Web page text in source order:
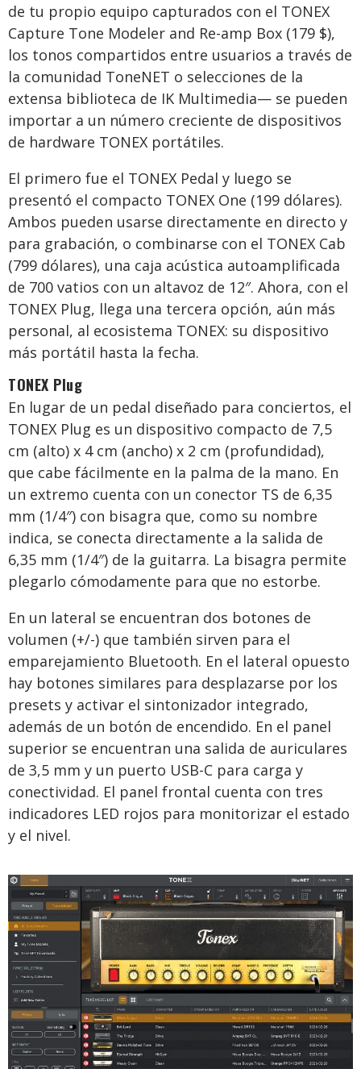
de tu propio equipo capturados con el TONEX
Capture Tone Modeler and Re-amp Box (179 $),
los tonos compartidos entre usuarios a través de
la comunidad ToneNET o selecciones de la
extensa biblioteca de IK Multimedia— se pueden
importar a un número creciente de dispositivos
de hardware TONEX portátiles.
El primero fue el TONEX Pedal y luego se
presentó el compacto TONEX One (199 dólares).
Ambos pueden usarse directamente en directo y
para grabación, o combinarse con el TONEX Cab
(799 dólares), una caja acústica autoamplificada
de 700 vatios con un altavoz de 12″. Ahora, con el
TONEX Plug, llega una tercera opción, aún más
personal, al ecosistema TONEX: su dispositivo
más portátil hasta la fecha.
TONEX Plug
En lugar de un pedal diseñado para conciertos, el
TONEX Plug es un dispositivo compacto de 7,5
cm (alto) x 4 cm (ancho) x 2 cm (profundidad),
que cabe fácilmente en la palma de la mano. En
un extremo cuenta con un conector TS de 6,35
mm (1/4″) con bisagra que, como su nombre
indica, se conecta directamente a la salida de
6,35 mm (1/4″) de la guitarra. La bisagra permite
plegarlo cómodamente para que no estorbe.
En un lateral se encuentran dos botones de
volumen (+/-) que también sirven para el
emparejamiento Bluetooth. En el lateral opuesto
hay botones similares para desplazarse por los
presets y activar el sintonizador integrado,
además de un botón de encendido. En el panel
superior se encuentran una salida de auriculares
de 3,5 mm y un puerto USB-C para carga y
conectividad. El panel frontal cuenta con tres
indicadores LED rojos para monitorizar el estado
y el nivel.